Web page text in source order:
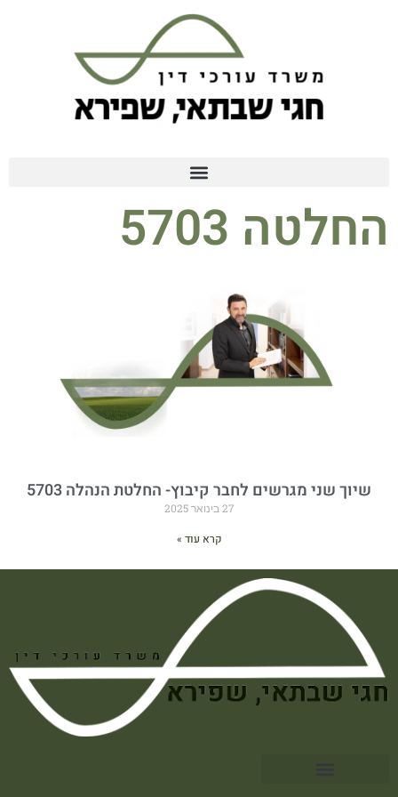
החלטה 5703
שיוך שני מגרשים לחבר קיבוץ- החלטת הנהלה 5703
27 בינואר 2025
קרא עוד »